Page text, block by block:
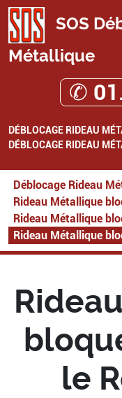
SOS
Métallique
✆
DÉBLOCAGE RIDEAU
DÉBLOCAGE RIDEAU
Déblocage Rideau
Rideau Métallique
Rideau Métallique
Rideau Métallique
le